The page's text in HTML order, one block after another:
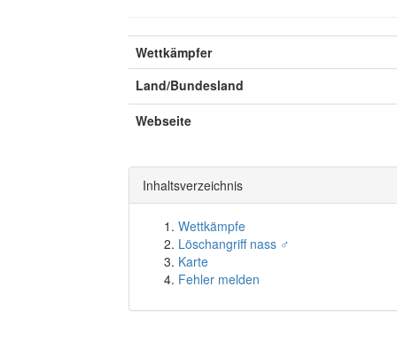
Wettkämpfer
Land/Bundesland
Webseite
Inhaltsverzeichnis
Wettkämpfe
Löschangriff nass ♂
Karte
Fehler melden